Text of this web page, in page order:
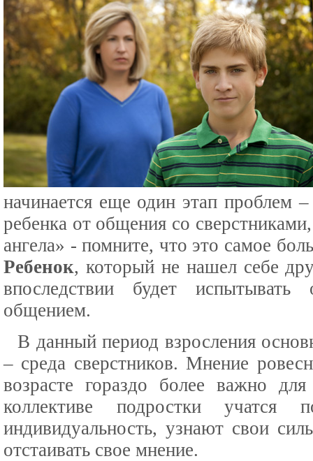
начинается еще один этап проблем
ребенка от общения со
ангела» - помните, что это самое
Ребенок, который не нашел себе
впоследствии будет
общением.
В данный период взросления
– среда сверстников. Мнение
возрасте гораздо более важно
коллективе подростки
индивидуальность, узнают свои
отстаивать свое мнение.